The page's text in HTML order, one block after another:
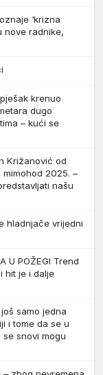
‘krizna
nove radnike,
krenuo
dugo
– kući se
Križanović od
2025. –
našu
hladnjače vrijedni
U POŽEGI Trend
hit je i dalje
još samo jedna
i tome da se u
snovi mogu